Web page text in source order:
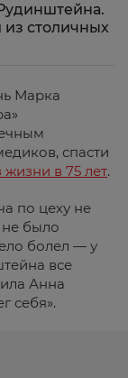
столичных
Марка
спасти
в 75 лет.
по цеху не
было
болел — у
все
Анна
себя».